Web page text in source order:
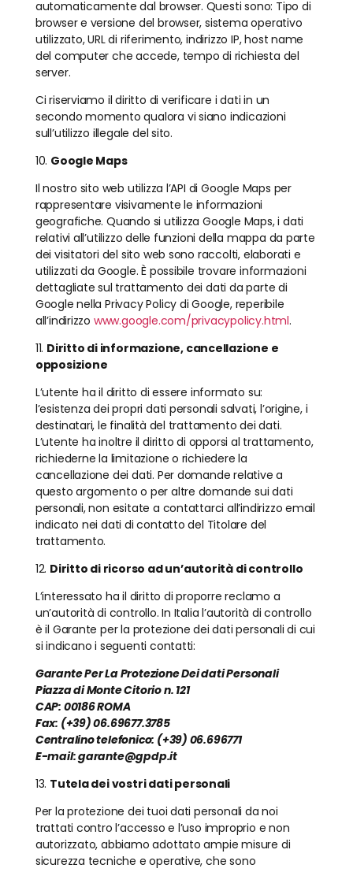
automaticamente dal browser. Questi sono: Tipo di
browser e versione del browser, sistema operativo
utilizzato, URL di riferimento, indirizzo IP, host name
del computer che accede, tempo di richiesta del
server.
Ci riserviamo il diritto di verificare i dati in un
secondo momento qualora vi siano indicazioni
sull’utilizzo illegale del sito.
10. Google Maps
Il nostro sito web utilizza l’API di Google Maps per
rappresentare visivamente le informazioni
geografiche. Quando si utilizza Google Maps, i dati
relativi all’utilizzo delle funzioni della mappa da parte
dei visitatori del sito web sono raccolti, elaborati e
utilizzati da Google. È possibile trovare informazioni
dettagliate sul trattamento dei dati da parte di
Google nella Privacy Policy di Google, reperibile
all’indirizzo www.google.com/privacypolicy.html.
11. Diritto di informazione, cancellazione e
opposizione
L’utente ha il diritto di essere informato su:
l’esistenza dei propri dati personali salvati, l’origine, i
destinatari, le finalità del trattamento dei dati.
L’utente ha inoltre il diritto di opporsi al trattamento,
richiederne la limitazione o richiedere la
cancellazione dei dati. Per domande relative a
questo argomento o per altre domande sui dati
personali, non esitate a contattarci all’indirizzo email
indicato nei dati di contatto del Titolare del
trattamento.
12. Diritto di ricorso ad un’autorità di controllo
L’interessato ha il diritto di proporre reclamo a
un’autorità di controllo. In Italia l’autorità di controllo
è il Garante per la protezione dei dati personali di cui
si indicano i seguenti contatti:
Garante Per La Protezione Dei dati Personali
Piazza di Monte Citorio n. 121
CAP: 00186 ROMA
Fax: (+39) 06.69677.3785
Centralino telefonico: (+39) 06.696771
E-mail: garante@gpdp.it
13. Tutela dei vostri dati personali
Per la protezione dei tuoi dati personali da noi
trattati contro l’accesso e l’uso improprio e non
autorizzato, abbiamo adottato ampie misure di
sicurezza tecniche e operative, che sono